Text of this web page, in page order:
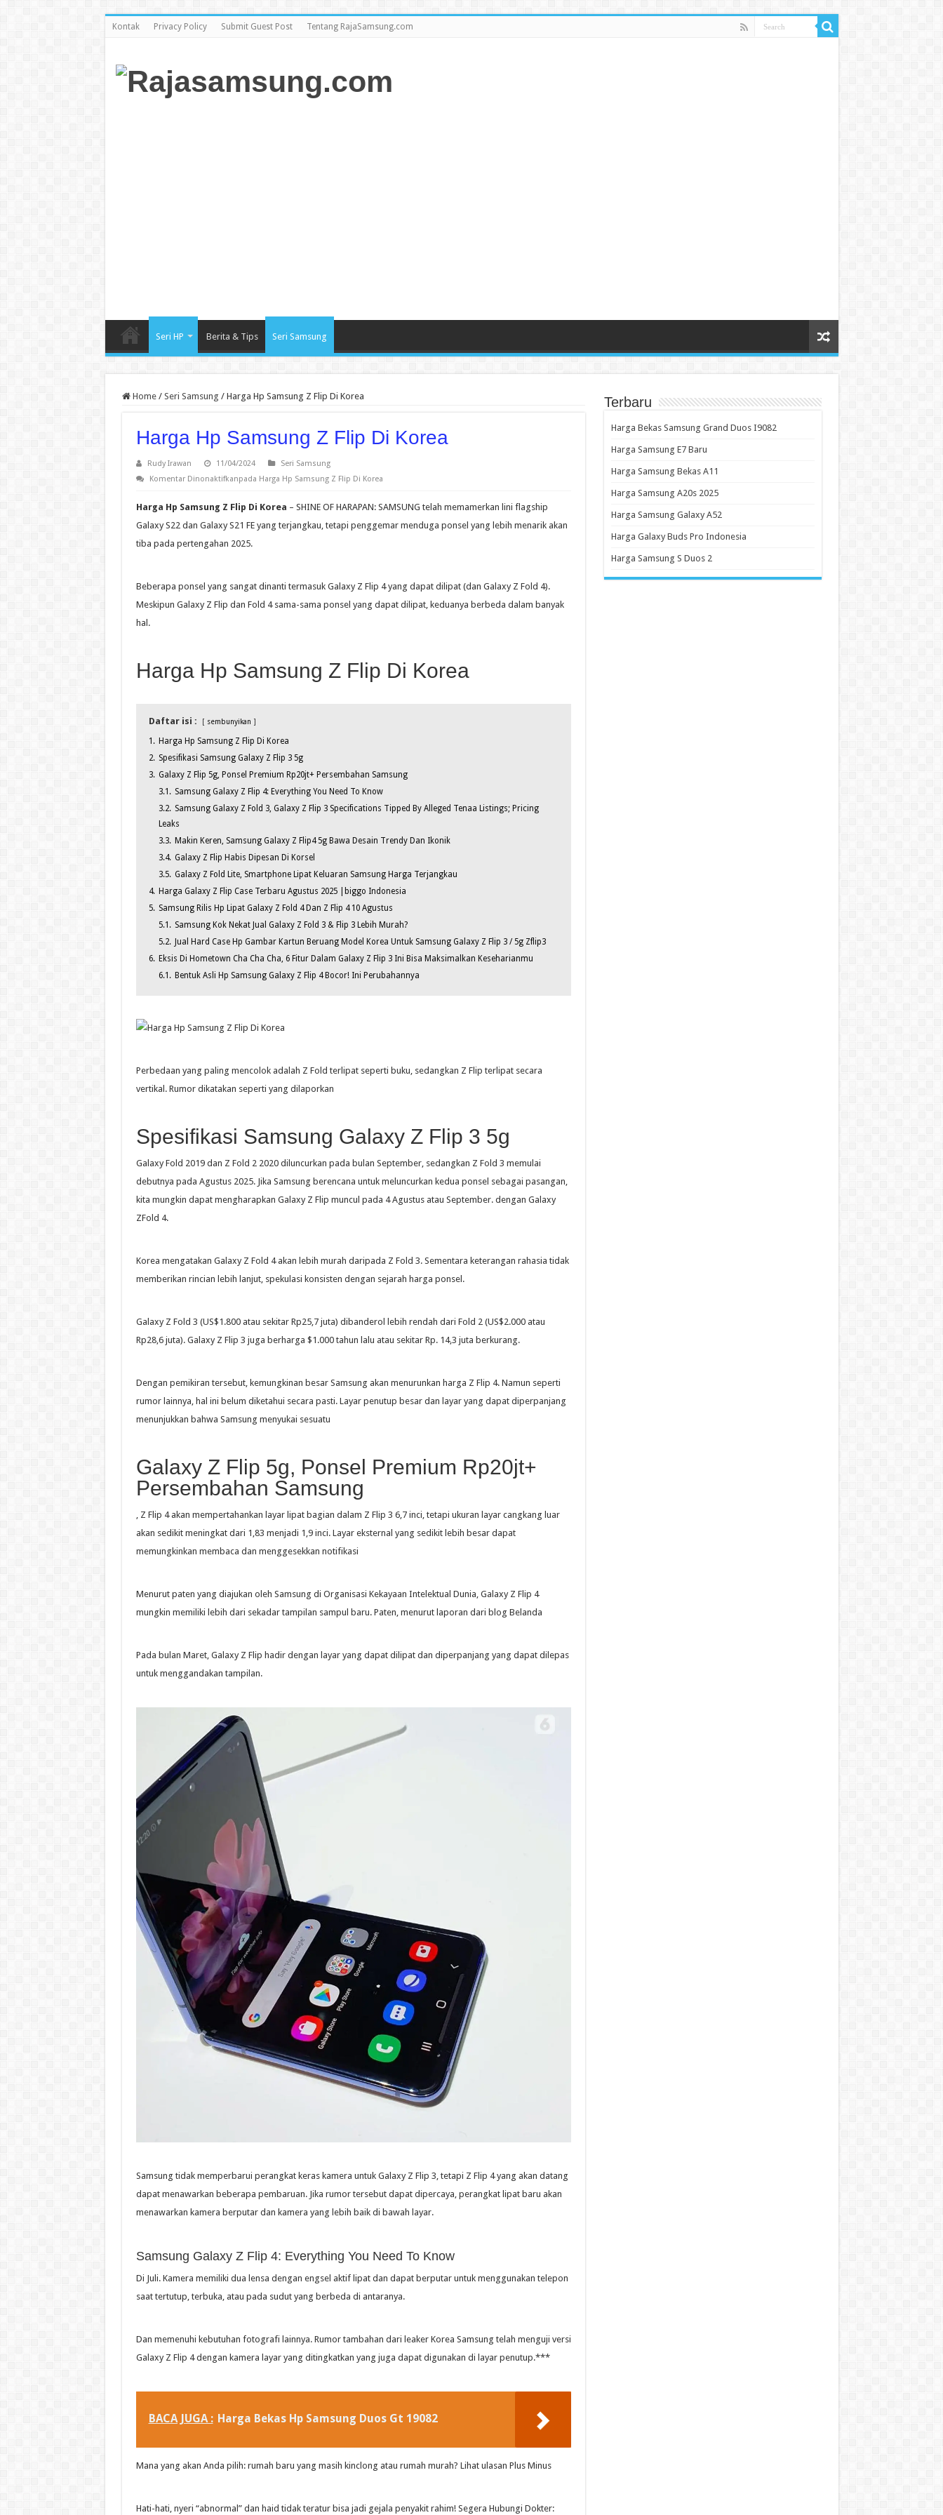
Kontak Privacy Policy Submit Guest Post Tentang RajaSamsung.com
Seri HP Berita & Tips Seri Samsung
Home / Seri Samsung / Harga Hp Samsung Z Flip Di Korea
Harga Hp Samsung Z Flip Di Korea
Rudy Irawan 11/04/2024
Seri Samsung
Komentar Dinonaktifkanpada Harga Hp Samsung Z Flip Di Korea
Harga Hp Samsung Z Flip Di Korea – SHINE OF HARAPAN: SAMSUNG telah memamerkan lini flagship
Galaxy S22 dan Galaxy S21 FE yang terjangkau, tetapi penggemar menduga ponsel yang lebih menarik akan
tiba pada pertengahan 2025.
Beberapa ponsel yang sangat dinanti termasuk Galaxy Z Flip 4 yang dapat dilipat (dan Galaxy Z Fold 4).
Meskipun Galaxy Z Flip dan Fold 4 sama-sama ponsel yang dapat dilipat, keduanya berbeda dalam banyak
hal.
Harga Hp Samsung Z Flip Di Korea
Daftar isi : sembunyikan
1. Harga Hp Samsung Z Flip Di Korea
2. Spesifikasi Samsung Galaxy Z Flip 3 5g
3. Galaxy Z Flip 5g, Ponsel Premium Rp20jt+ Persembahan Samsung
3.1. Samsung Galaxy Z Flip 4: Everything You Need To Know
3.2. Samsung Galaxy Z Fold 3, Galaxy Z Flip 3 Specifications Tipped By Alleged Tenaa Listings; Pricing
Leaks
3.3. Makin Keren, Samsung Galaxy Z Flip4 5g Bawa Desain Trendy Dan Ikonik
3.4. Galaxy Z Flip Habis Dipesan Di Korsel
3.5. Galaxy Z Fold Lite, Smartphone Lipat Keluaran Samsung Harga Terjangkau
4. Harga Galaxy Z Flip Case Terbaru Agustus 2025 |biggo Indonesia
5. Samsung Rilis Hp Lipat Galaxy Z Fold 4 Dan Z Flip 4 10 Agustus
5.1. Samsung Kok Nekat Jual Galaxy Z Fold 3 & Flip 3 Lebih Murah?
5.2.
Jual Hard Case Hp Gambar Kartun Beruang Model Korea Untuk Samsung Galaxy Z Flip 3 / 5g Zflip3
6. Eksis Di Hometown Cha Cha Cha, 6 Fitur Dalam Galaxy Z Flip 3 Ini Bisa Maksimalkan Keseharianmu
6.1. Bentuk Asli Hp Samsung Galaxy Z Flip 4 Bocor! Ini Perubahannya
Perbedaan yang paling mencolok adalah Z Fold terlipat seperti buku, sedangkan Z Flip terlipat secara
vertikal. Rumor dikatakan seperti yang dilaporkan
Spesifikasi Samsung Galaxy Z Flip 3 5g
Galaxy Fold 2019 dan Z Fold 2 2020 diluncurkan pada bulan September, sedangkan Z Fold 3 memulai
debutnya pada Agustus 2025. Jika Samsung berencana untuk meluncurkan kedua ponsel sebagai pasangan,
kita mungkin dapat mengharapkan Galaxy Z Flip muncul pada 4 Agustus atau September. dengan Galaxy
ZFold 4.
Korea mengatakan Galaxy Z Fold 4 akan lebih murah daripada Z Fold 3. Sementara keterangan rahasia tidak
memberikan rincian lebih lanjut, spekulasi konsisten dengan sejarah harga ponsel.
Galaxy Z Fold 3 (US$1.800 atau sekitar Rp25,7 juta) dibanderol lebih rendah dari Fold 2 (US$2.000 atau
Rp28,6 juta). Galaxy Z Flip 3 juga berharga $1.000 tahun lalu atau sekitar Rp. 14,3 juta berkurang.
Dengan pemikiran tersebut, kemungkinan besar Samsung akan menurunkan harga Z Flip 4. Namun seperti
rumor lainnya, hal ini belum diketahui secara pasti. Layar penutup besar dan layar yang dapat diperpanjang
menunjukkan bahwa Samsung menyukai sesuatu
Galaxy Z Flip 5g, Ponsel Premium Rp20jt+
Persembahan Samsung
, Z Flip 4 akan mempertahankan layar lipat bagian dalam Z Flip 3 6,7 inci, tetapi ukuran layar cangkang luar
akan sedikit meningkat dari 1,83 menjadi 1,9 inci. Layar eksternal yang sedikit lebih besar dapat
memungkinkan membaca dan menggesekkan notifikasi
Menurut paten yang diajukan oleh Samsung di Organisasi Kekayaan Intelektual Dunia, Galaxy Z Flip 4
mungkin memiliki lebih dari sekadar tampilan sampul baru. Paten, menurut laporan dari blog Belanda
Pada bulan Maret, Galaxy Z Flip hadir dengan layar yang dapat dilipat dan diperpanjang yang dapat dilepas
untuk menggandakan tampilan.
Samsung tidak memperbarui perangkat keras kamera untuk Galaxy Z Flip 3, tetapi Z Flip 4 yang akan datang
dapat menawarkan beberapa pembaruan. Jika rumor tersebut dapat dipercaya, perangkat lipat baru akan
menawarkan kamera berputar dan kamera yang lebih baik di bawah layar.
Samsung Galaxy Z Flip 4: Everything You Need To Know
Di Juli. Kamera memiliki dua lensa dengan engsel aktif lipat dan dapat berputar untuk menggunakan telepon
saat tertutup, terbuka, atau pada sudut yang berbeda di antaranya.
Dan memenuhi kebutuhan fotografi lainnya. Rumor tambahan dari leaker Korea Samsung telah menguji versi
Galaxy Z Flip 4 dengan kamera layar yang ditingkatkan yang juga dapat digunakan di layar penutup.***
BACA JUGA : Harga Bekas Hp Samsung Duos Gt 19082
Mana yang akan Anda pilih: rumah baru yang masih kinclong atau rumah murah? Lihat ulasan Plus Minus
Hati-hati, nyeri “abnormal” dan haid tidak teratur bisa jadi gejala penyakit rahim! Segera Hubungi Dokter:
Terbaru
Harga Bekas Samsung Grand Duos I9082
Harga Samsung E7 Baru
Harga Samsung Bekas A11
Harga Samsung A20s 2025
Harga Samsung Galaxy A52
Harga Galaxy Buds Pro Indonesia
Harga Samsung S Duos 2